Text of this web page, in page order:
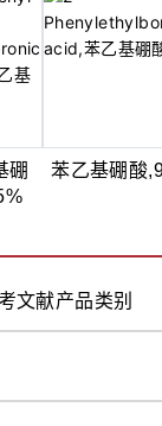
硼
苯乙基硼酸
文献产品类别